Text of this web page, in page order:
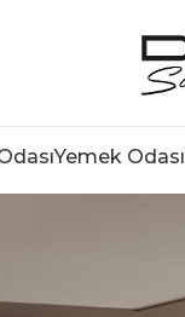
Yemek Odası